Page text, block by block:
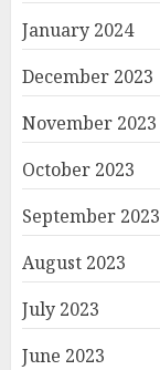
January 2024
December 2023
November 2023
October 2023
September 2023
August 2023
July 2023
June 2023